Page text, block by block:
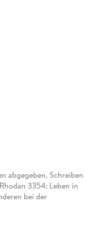
abgegeben. Schreiben
3354: Leben in
bei der